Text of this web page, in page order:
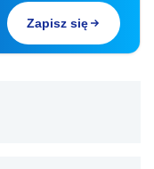
Zapisz się